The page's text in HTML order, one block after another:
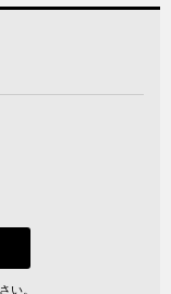
い。